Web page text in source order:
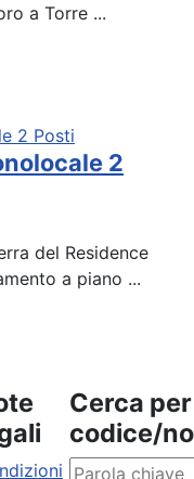
a Torre ...
2
del Residence
a piano ...
Cerca per
codice/